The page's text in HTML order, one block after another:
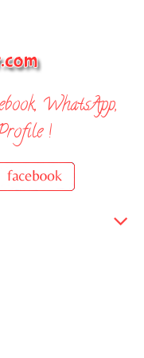
WhatsApp,
!